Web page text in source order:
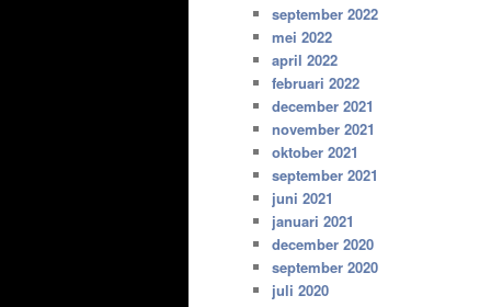
september 2022
mei 2022
april 2022
februari 2022
december 2021
november 2021
oktober 2021
september 2021
juni 2021
januari 2021
december 2020
september 2020
juli 2020